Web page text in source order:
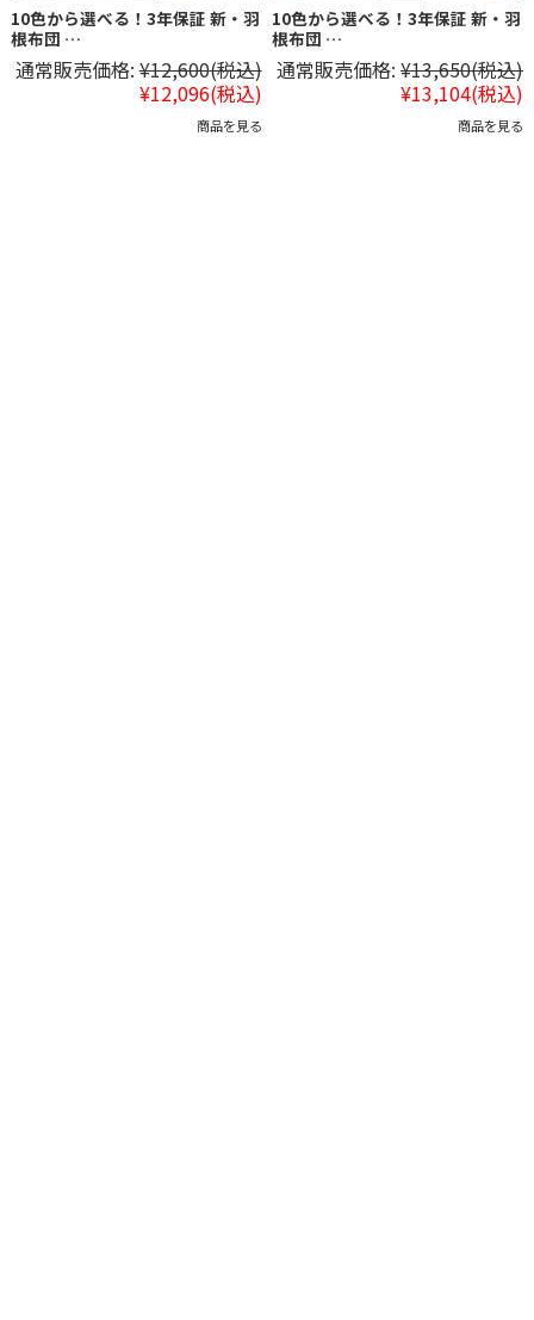
10色から選べる！3年保証 新・羽
根布団 …
通常販売価格:¥12,600(税込)
¥12,096(税込)
商品を見る
10色から選べる！3年保証 新・羽
根布団 …
通常販売価格: ¥13,650(税込)
¥13,104(税込)
商品を見る